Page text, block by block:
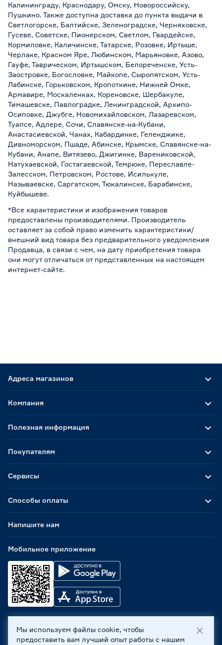
Калининграду, Краснодару, Омску, Новороссийску,
Пушкино. Также доступна доставка до пункта выдачи в
Светлогорске, Балтийске, Зеленоградске, Черняховске,
Гусеве, Советске, Пионерском, Светлом, Гвардейске,
Кормиловке, Каличинске, Татарске, Розовке, Иртыше,
Черлаке, Красном Яре, Любинском, Марьяновке, Азово,
Гауфе, Таврическом, Иртышском, Белореченске, Усть-
Заостровке, Богословке, Майкопе, Сыропятском, Усть-
Лабинске, Горьковском, Кропоткине, Нижней Омке,
Армавире, Москаленках, Кореновске, Шербакуле,
Тимашевске, Павлоградке, Ленинградской, Архипо-
Осиповке, Джубге, Новомихайловском, Лазаревском,
Туапсе, Адлере, Сочи, Славянске-на-Кубани,
Анастасиевской, Чанах, Кабардинке, Геленджике,
Дивноморском, Пшаде, Абинске, Крымске, Славянске-на-
Кубани, Анапе, Витязево, Джигинке, Варениковской,
Натухаевской, Гостагаевской, Темрюке, Переславле-
Залесском, Петровском, Ростове, Исилькуле,
Называевске, Саргатском, Тюкалинске, Барабинске,
Куйбышеве.
*Все характеристики и изображения товаров
предоставлены производителями. Производитель
оставляет за собой право изменить характеристики/
внешний вид товара без предварительного уведомления
Продавца, в связи с чем, на дату приобретения товара
они могут отличаться от представленных на настоящем
интернет-сайте.
Адреса магазинов
Способы оплаты
Мобильное приложение
Компания
Полезная информация
Покупателям
Сервисы
Напишите нам
ООО «Бауцентр Рус» 2004 -2026, 236029, г. Калининград,
ул. А.Невского, 205. ИНН 7702596813, КПП 390601001 ©
Мы используем файлы cookie, чтобы
предоставить вам лучший опыт работы с нашим